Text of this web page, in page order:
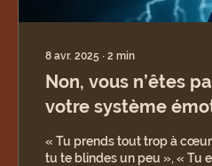
8 avr. 2025 ∙ 2 min
Non, vous n’êtes
votre système
en alerte
« Tu prends tout trop à
tu te blindes un peu », « Tu